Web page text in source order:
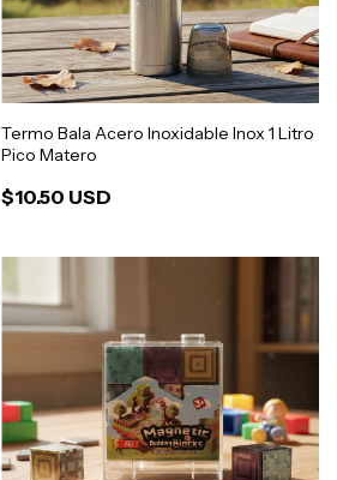
Termo Bala Acero Inoxidable Inox 1 Litro
Pico Matero
$10.50 USD